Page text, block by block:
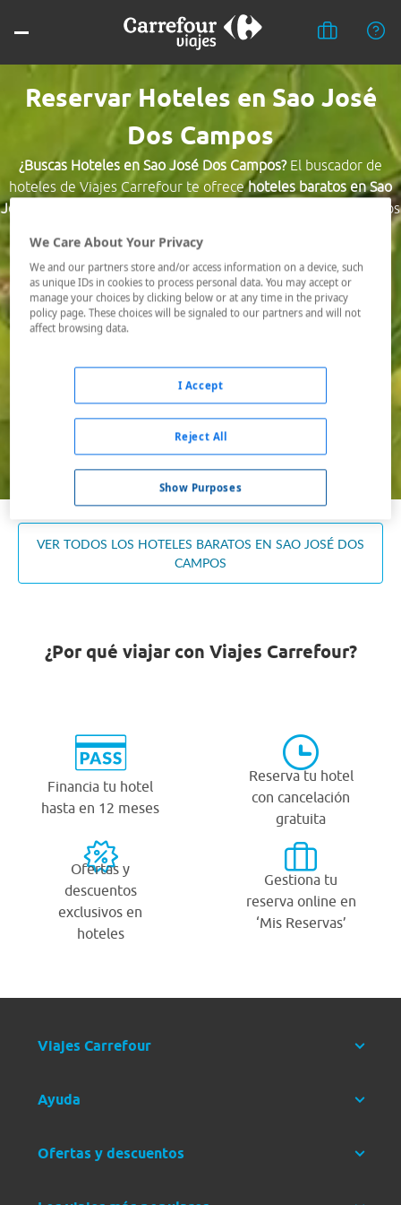
Reservar Hoteles en Sao José
Dos Campos
¿Buscas Hoteles en Sao José Dos Campos?El buscador de
hoteles de Viajes Carrefour te ofrecehoteles baratos en Sao
José Dos Campos
a los mejores precios. Hoteles céntricos o los
encontramos al mejor precio.
Destino *
Ocupación *
Buscar
VER TODOS LOS HOTELES BARATOS EN SAO JOSÉ DOS
CAMPOS
¿Por qué viajar con Viajes Carrefour?
Financia tu hotel
hasta en 12 meses
Reserva tu hotel
con cancelación
gratuita
Ofertas y
descuentos
exclusivos en
hoteles
Gestiona tu
reserva online en
‘Mis Reservas’
Viajes Carrefour
Ayuda
Ofertas y descuentos
We Care About Your Privacy
We and our partners store and/or access information on a device, such
as unique IDs in cookies to process personal data. You may accept or
manage your choices by clicking below or at any time in the privacy
policy page. These choices will be signaled to our partners and will not
affect browsing data.
Show Purposes
Reject All
I Accept